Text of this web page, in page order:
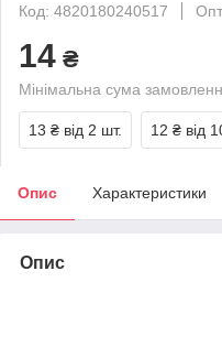
Код: 4820180240517
Опт
14 ₴
Мінімальна сума
13 ₴ від 2 шт. 12 ₴ від
Опис Характеристики
Опис